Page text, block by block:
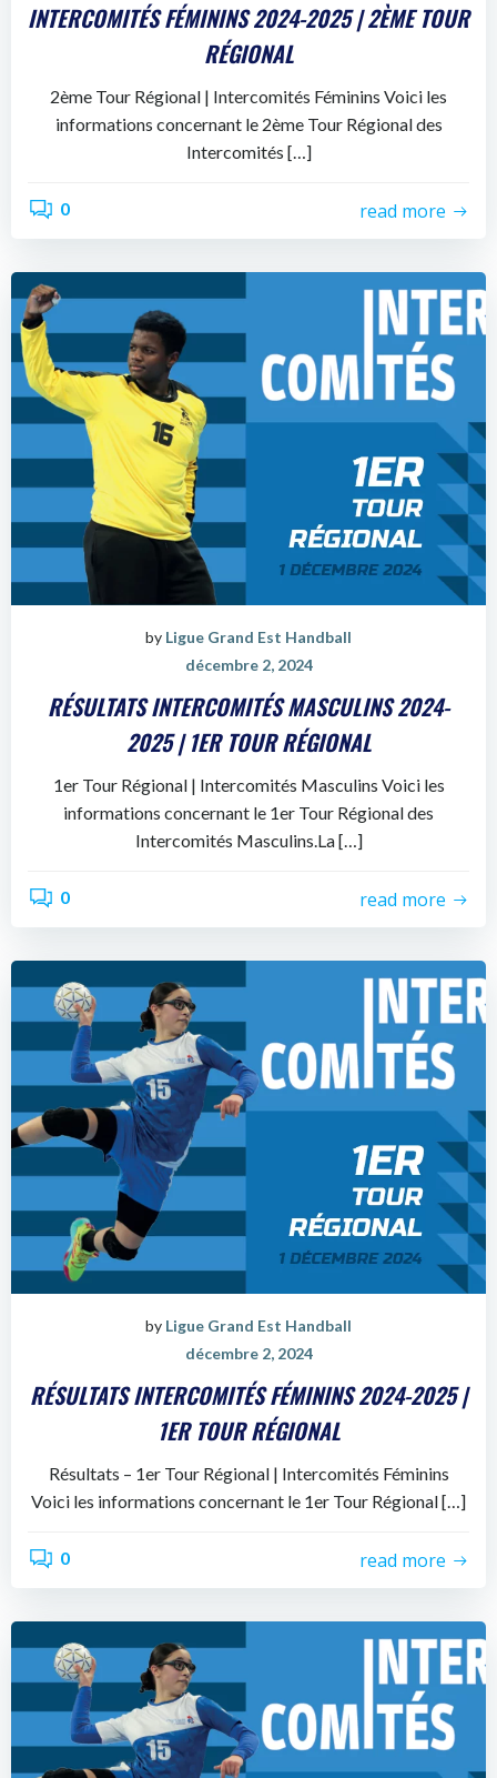
INTERCOMITÉS FÉMININS 2024-2025 | 2ÈME TOUR
RÉGIONAL
2ème Tour Régional | Intercomités Féminins Voici les
informations concernant le 2ème Tour Régional des
Intercomités […]
0 read more
by Ligue Grand Est Handball
décembre 2, 2024
RÉSULTATS INTERCOMITÉS MASCULINS 2024-
2025 | 1ER TOUR RÉGIONAL
1er Tour Régional | Intercomités Masculins Voici les
informations concernant le 1er Tour Régional des
Intercomités Masculins.La […]
0 read more
by Ligue Grand Est Handball
décembre 2, 2024
RÉSULTATS INTERCOMITÉS FÉMININS 2024-2025 |
1ER TOUR RÉGIONAL
Résultats – 1er Tour Régional | Intercomités Féminins
Voici les informations concernant le 1er Tour Régional […]
0 read more